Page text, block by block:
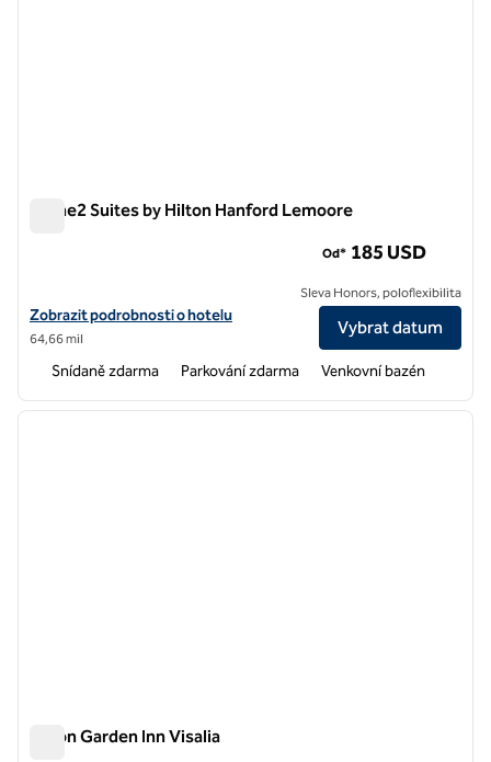
Home2 Suites by Hilton Hanford Lemoore
Zobrazit podrobnosti o hotelu Home2 Suites by Hilton Hanford
Zobrazit podrobnosti o hotelu
64,66 mil
Od* 185 USD
Sleva Honors, poloflexibilita
Vybrat datum
Snídaně zdarma Parkování zdarma Venkovní bazén
1 z 12
další
Hilton Garden Inn Visalia